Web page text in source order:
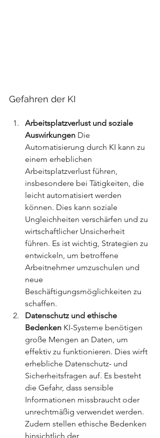
Gefahren der KI
Arbeitsplatzverlust und soziale
Auswirkungen Die
Automatisierung durch KI kann zu
einem erheblichen
Arbeitsplatzverlust führen,
insbesondere bei Tätigkeiten, die
leicht automatisiert werden
können. Dies kann soziale
Ungleichheiten verschärfen und zu
wirtschaftlicher Unsicherheit
führen. Es ist wichtig, Strategien zu
entwickeln, um betroffene
Arbeitnehmer umzuschulen und
neue
Beschäftigungsmöglichkeiten zu
schaffen.
Datenschutz und ethische
Bedenken KI-Systeme benötigen
große Mengen an Daten, um
effektiv zu funktionieren. Dies wirft
erhebliche Datenschutz- und
Sicherheitsfragen auf. Es besteht
die Gefahr, dass sensible
Informationen missbraucht oder
unrechtmäßig verwendet werden.
Zudem stellen ethische Bedenken
hinsichtlich der